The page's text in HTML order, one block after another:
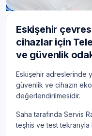
Eskişehir
cihazlar için
ve güvenlik
Eskişehir adreslerinde
güvenlik ve cihazın
değerlendirilmesidir.
Saha tarafında Servis
teşhis ve test tekrarıyla